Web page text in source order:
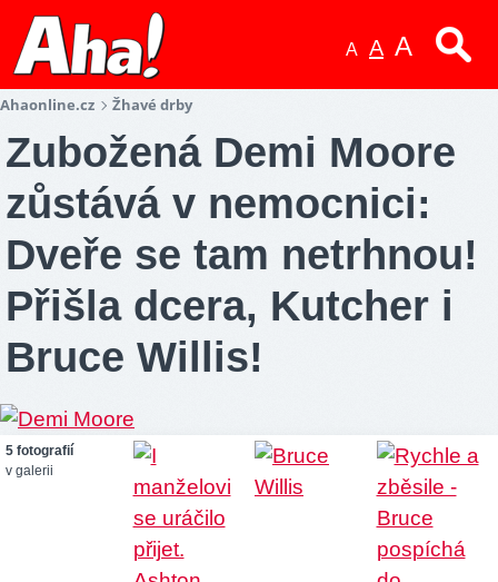
A A A
Ahaonline.cz Žhavé drby
Zubožená Demi Moore
zůstává v nemocnici:
Dveře se tam netrhnou!
Přišla dcera, Kutcher i
Bruce Willis!
5 fotografií
v galerii